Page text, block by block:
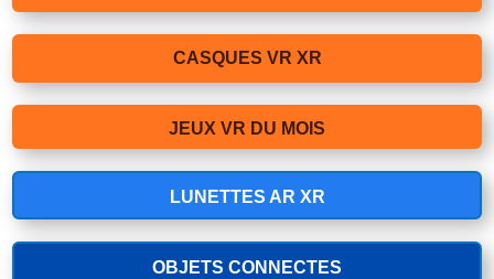
CASQUES VR XR
JEUX VR DU MOIS
LUNETTES AR XR
OBJETS CONNECTES